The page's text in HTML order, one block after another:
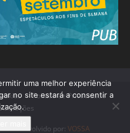
Política de Privacidade
Desenvolvido por: VOSSA
uma melhor experiência
no site estará a consentir a